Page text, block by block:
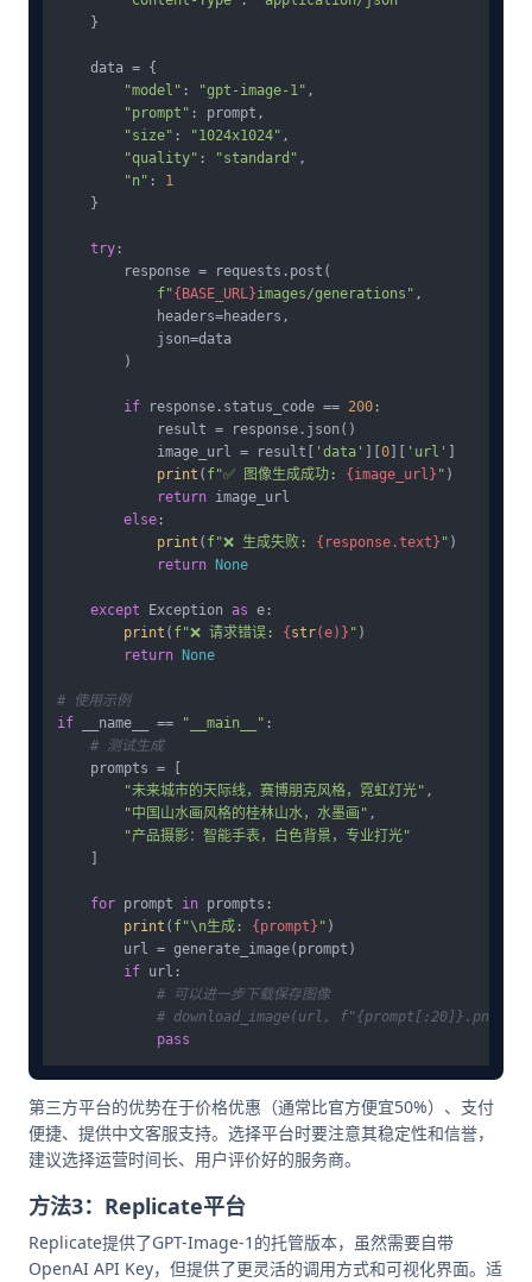
    }
    data = {
"model" : "gpt-image-1" ,
"prompt" : prompt,
"size" : "1024x1024" ,
"quality" : "standard" ,
"n" : 1
    }
try :
        response = requests.post(
f"{BASE_URL}images/generations" ,
            headers=headers,
            json=data
        )
if response.status_code == 200 :
            result = response.json()
            image_url = result[
'data' 0 'url'
print ( f"✅ 图像生成成功: {image_url} " )
return image_url
else :
print ( f"❌ 生成失败: {response.text} " )
return
None
except Exception as e:
print ( f"❌ 请求错误: { str(e)} " )
return
None
# 使用示例
if __name__ == "__main__" :
# 测试生成
    prompts = [
"未来城市的天际线，赛博朋克风格，霓虹灯光" ,
"中国山水画风格的桂林山水，水墨画" ,
"产品摄影：智能手表，白色背景，专业打光"
for prompt in prompts:
print ( f"\n生成: {prompt} " )
        url = generate_image(prompt)
if url:
# 可以进一步下载保存图像
# download_image(url, f"{prompt[:20]}.png")
pass
第三方平台的优势在于价格优惠（通常比官方便宜50%）、支付
便捷、提供中文客服支持。选择平台时要注意其稳定性和信誉，
建议选择运营时间长、用户评价好的服务商。
方法3：Replicate平台
Replicate提供了GPT-Image-1的托管版本，虽然需要自带
OpenAI API Key，但提供了更灵活的调用方式和可视化界面。适